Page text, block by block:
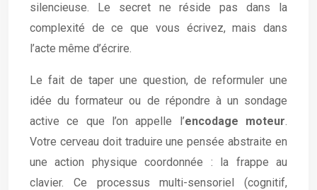
silencieuse. Le secret ne réside pas dans la
complexité de ce que vous écrivez, mais dans
l’acte même d’écrire.
Le fait de taper une question, de reformuler une
idée du formateur ou de répondre à un sondage
active ce que l’on appelle l’encodage moteur.
Votre cerveau doit traduire une pensée abstraite en
une action physique coordonnée : la frappe au
clavier. Ce processus multi-sensoriel (cognitif,